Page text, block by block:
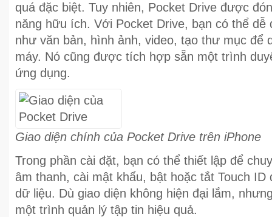
quá đặc biệt. Tuy nhiên, Pocket Drive được
năng hữu ích. Với Pocket Drive, bạn có thể dễ
như văn bản, hình ảnh, video, tạo thư mục để
máy. Nó cũng được tích hợp sẵn một trình
ứng dụng.
Giao diện chính của Pocket Drive trên iPhone
Trong phần cài đặt, bạn có thể thiết lập để
âm thanh, cài mật khẩu, bật hoặc tắt Touch ID
dữ liệu. Dù giao diện không hiện đại lắm,
một trình quản lý tập tin hiệu quả.